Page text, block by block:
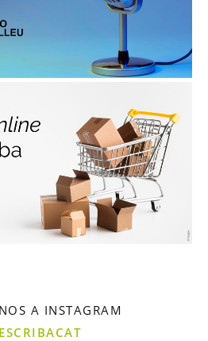
A INSTAGRAM